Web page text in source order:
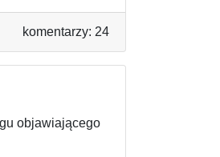
komentarzy: 24
objawiającego